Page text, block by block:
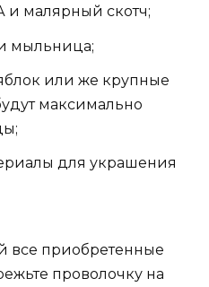
и малярный скотч;
и мыльница;
или же крупные
максимально
для украшения
все приобретенные
проволочку на